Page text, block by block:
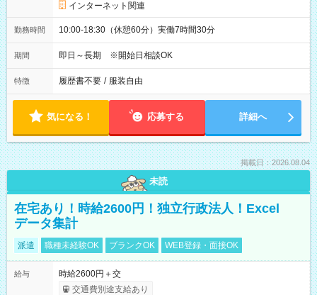
インターネット関連
勤務時間 10:00-18:30（休憩60分）実働7時間30分
期間 即日～長期 ※開始日相談OK
特徴 履歴書不要 / 服装自由
気になる！ 応募する 詳細へ
掲載日：2026.08.04
未読
在宅あり！時給2600円！独立行政法人！Excel
データ集計
派遣 職種未経験OK ブランクOK WEB登録・面接OK
給与
時給2600円＋交
交通費別途支給あり